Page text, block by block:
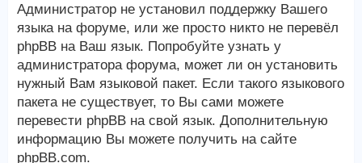
Администратор не установил поддержку Вашего
языка на форуме, или же просто никто не перевёл
phpBB на Ваш язык. Попробуйте узнать у
администратора форума, может ли он установить
нужный Вам языковой пакет. Если такого языкового
пакета не существует, то Вы сами можете
перевести phpBB на свой язык. Дополнительную
информацию Вы можете получить на сайте
phpBB.com.